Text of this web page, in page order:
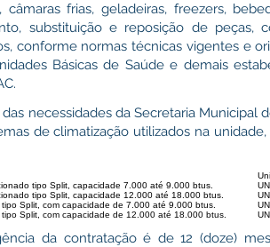
frias, geladeiras, freezers,
substituição e reposição de peças,
conforme normas técnicas vigentes e
Básicas de Saúde e demais
necessidades da Secretaria Municipal
de climatização utilizados na
tipo Split, capacidade 7.000 até 9.000 btus.
tipo Split, capacidade 12.000 até 18.000 btus.
Split, com capacidade de 7.000 até 9.000 btus.
Split, com capacidade de 12.000 até 18.000 btus.
da contratação é de 12 (doze)